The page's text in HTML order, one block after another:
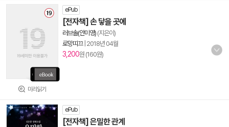
미리읽기
ePub
[전자책] 손 닿을 곳에
러브솔(안미영) (지은이)
로망띠끄| 2018년 04월
3,200원 (160원)
ePub
[전자책] 은밀한 관계